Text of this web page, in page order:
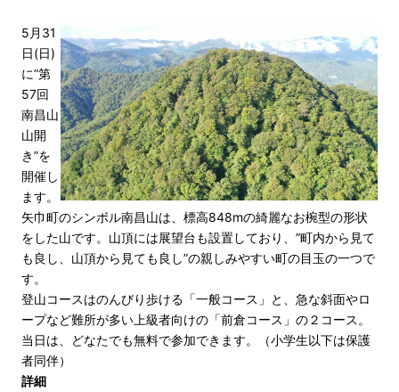
5月31
日(日)
に”第
57回
南昌山
山開
き”を
開催し
ます。
矢巾町のシンボル南昌山は、標高848mの綺麗なお椀型の形状
をした山です。山頂には展望台も設置しており、”町内から見て
も良し、山頂から見ても良し”の親しみやすい町の目玉の一つで
す。
登山コースはのんびり歩ける「一般コース」と、急な斜面やロ
ープなど難所が多い上級者向けの「前倉コース」の２コース。
当日は、どなたでも無料で参加できます。（小学生以下は保護
者同伴）
詳細